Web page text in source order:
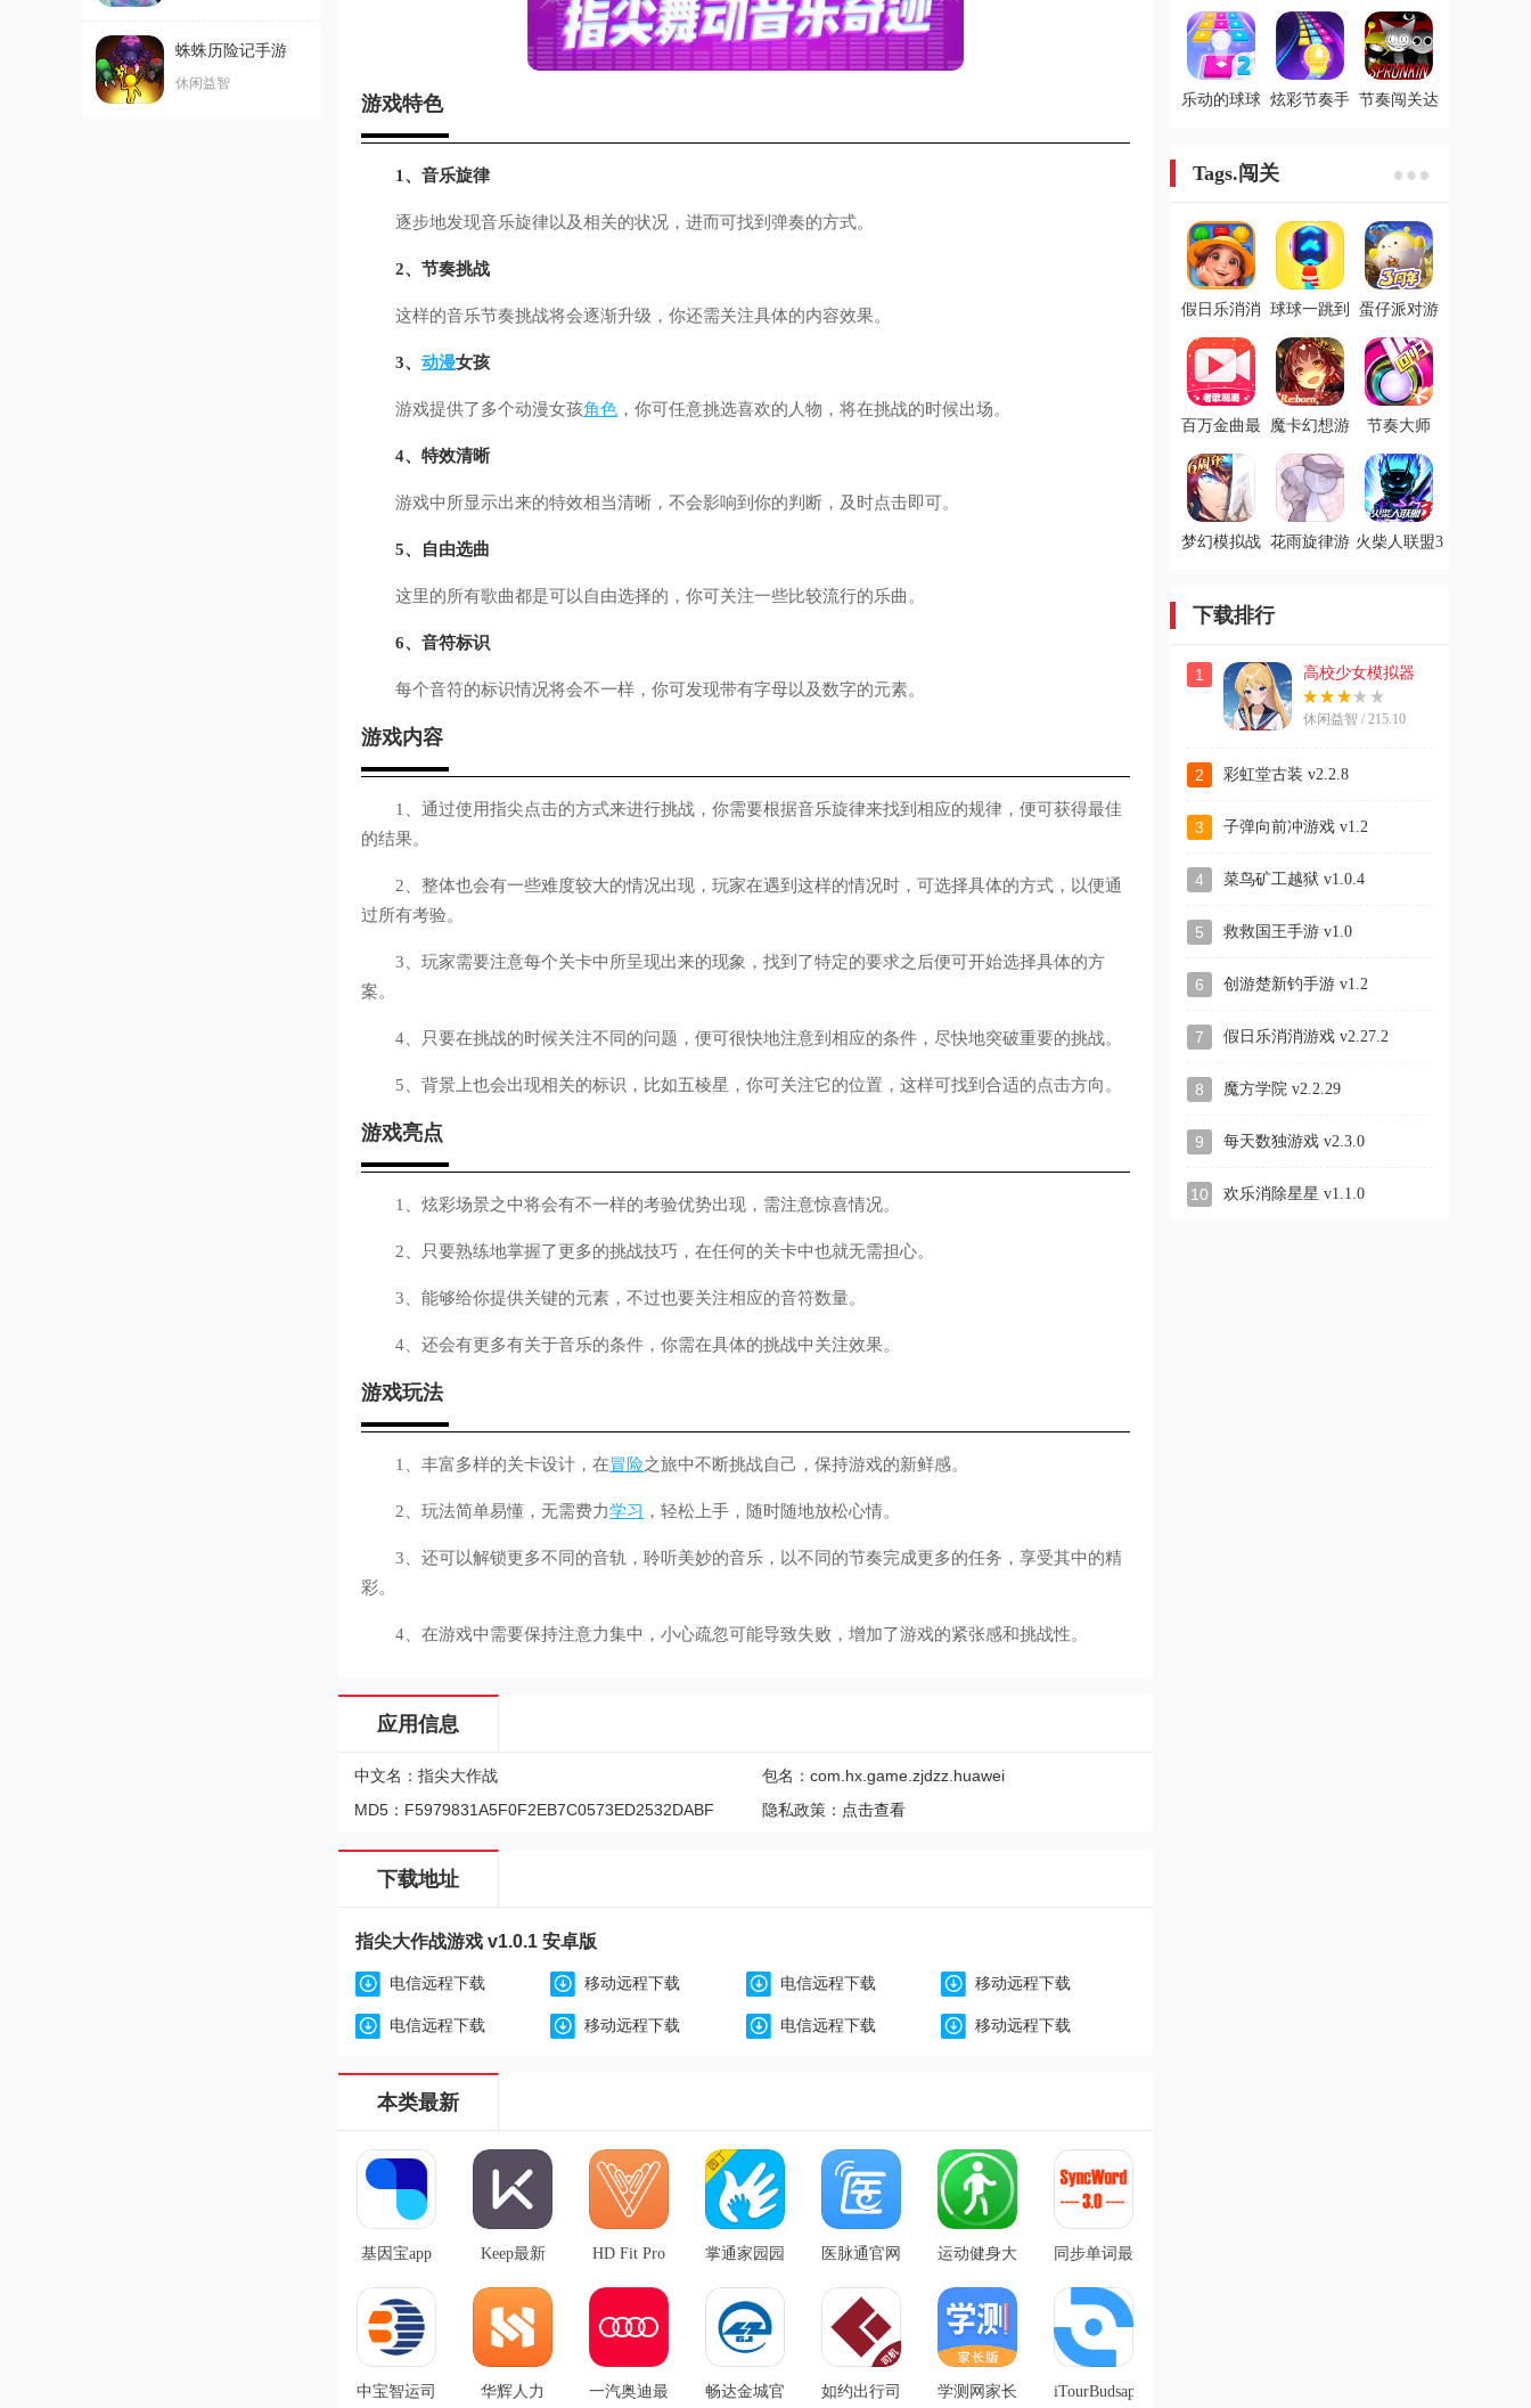
蛛蛛历险记手游
休闲益智
游戏特色
1、音乐旋律
逐步地发现音乐旋律以及相关的状况，进而可找到弹奏的方式。
2、节奏挑战
这样的音乐节奏挑战将会逐渐升级，你还需关注具体的内容效果。
3、 动漫女孩
游戏提供了多个动漫女孩角色 ，你可任意挑选喜欢的人物，将在挑战的时候出场。
4、特效清晰
游戏中所显示出来的特效相当清晰，不会影响到你的判断，及时点击即可。
5、自由选曲
这里的所有歌曲都是可以自由选择的，你可关注一些比较流行的乐曲。
6、音符标识
每个音符的标识情况将会不一样，你可发现带有字母以及数字的元素。
游戏内容
1、通过使用指尖点击的方式来进行挑战，你需要根据音乐旋律来找到相应的规律，便可获得最佳
的结果。
2、整体也会有一些难度较大的情况出现，玩家在遇到这样的情况时，可选择具体的方式，以便通
过所有考验。
3、玩家需要注意每个关卡中所呈现出来的现象，找到了特定的要求之后便可开始选择具体的方
案。
4、只要在挑战的时候关注不同的问题，便可很快地注意到相应的条件，尽快地突破重要的挑战。
5、背景上也会出现相关的标识，比如五棱星，你可关注它的位置，这样可找到合适的点击方向。
游戏亮点
1、炫彩场景之中将会有不一样的考验优势出现，需注意惊喜情况。
2、只要熟练地掌握了更多的挑战技巧，在任何的关卡中也就无需担心。
3、能够给你提供关键的元素，不过也要关注相应的音符数量。
4、还会有更多有关于音乐的条件，你需在具体的挑战中关注效果。
游戏玩法
1、丰富多样的关卡设计，在冒险之旅中不断挑战自己，保持游戏的新鲜感。
2、玩法简单易懂，无需费力学习 ，轻松上手，随时随地放松心情。
3、还可以解锁更多不同的音轨，聆听美妙的音乐，以不同的节奏完成更多的任务，享受其中的精
彩。
4、在游戏中需要保持注意力集中，小心疏忽可能导致失败，增加了游戏的紧张感和挑战性。
应用信息
中文名：指尖大作战
包名：com.hx.game.zjdzz.huawei
MD5：F5979831A5F0F2EB7C0573ED2532DABF
隐私政策： 点击查看
下载地址
指尖大作战游戏 v1.0.1 安卓版
电信远程下载 移动远程下载 电信远程下载 移动远程下载
电信远程下载 移动远程下载 电信远程下载 移动远程下载
本类最新
基因宝app
v7.4.4
Keep最新
版 v8.6.51
HD Fit Pro
官网版
v2.0.68
掌通家园园
丁最新版
v7.8.1
医脉通官网
版 v6.7.1
运动健身大
师最新版
v1.0.2
同步单词最
新版
v1.0.14
中宝智运司 华辉人力 一汽奥迪最 畅达金城官 如约出行司 学测网家长 iTourBudsapp
乐动的球球 炫彩节奏手 节奏闯关达
Tags.闯关
假日乐消消 球球一跳到
蛋仔派对游
百万金曲最 魔卡幻想游
节奏大师
梦幻模拟战 花雨旋律游 火柴人联盟3
下载排行
1 高校少女模拟器
休闲益智 / 215.10
2 彩虹堂古装 v2.2.8
3 子弹向前冲游戏 v1.2
4 菜鸟矿工越狱 v1.0.4
5 救救国王手游 v1.0
6 创游楚新钓手游 v1.2
7 假日乐消消游戏 v2.27.2
8 魔方学院 v2.2.29
9 每天数独游戏 v2.3.0
10 欢乐消除星星 v1.1.0